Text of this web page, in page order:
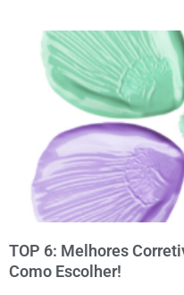
TOP 6: Melhores
Como Escolher!